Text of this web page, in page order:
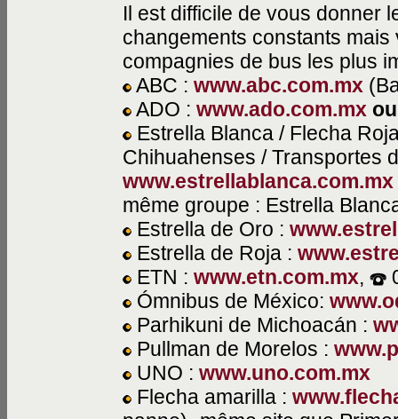
Il est difficile de vous donner
changements constants
compagnies de bus les plus
ABC : www.abc.com.mx
ADO : www.ado.com.mx ou
Estrella Blanca / Flecha
Chihuahenses / Transportes
www.estrellablanca.com.mx
même groupe : Estrella
Estrella de Oro :
Estrella de Roja :
ETN : www.etn.com.mx,
Ómnibus de México:
Parhikuni de Michoacán :
Pullman de Morelos :
UNO : www.uno.com.mx
Flecha amarilla :